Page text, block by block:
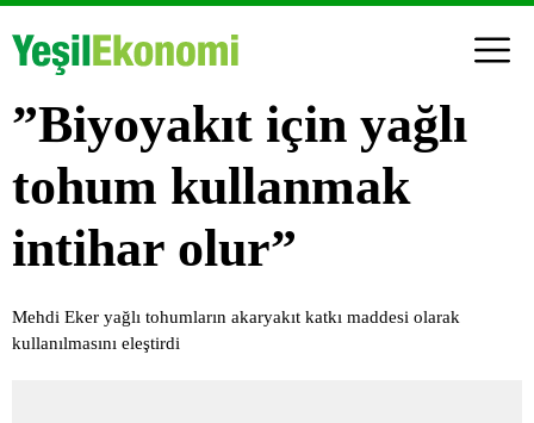
”Biyoyakıt için yağlı
tohum kullanmak
intihar olur”
Mehdi Eker yağlı tohumların akaryakıt katkı maddesi olarak
kullanılmasını eleştirdi